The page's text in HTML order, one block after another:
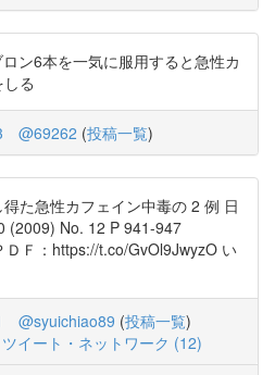
ン6本を一気に服用すると急性カ
る
@69262 (投稿一覧)
た急性カフェイン中毒の 2 例 日
No. 12 P 941-947
Ｆ：https://t.co/GvOl9JwyzO い
@syuichiao89 (投稿一覧)
ツイート・ネットワーク (12)